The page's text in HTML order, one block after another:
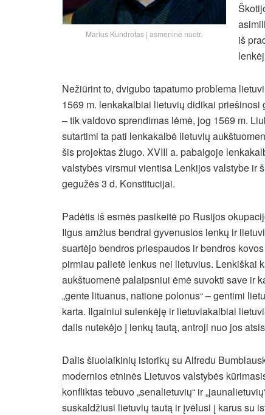
Marius Kundrotas | asmeninė nuotr.
iš
Nežiūrint to, dvigubo tapatumo problema
1569 m. lenkakalbiai lietuvių didikai
– tik valdovo sprendimas lėmė, jog 1569 m.
sutartimi ta pati lenkakalbė lietuvių
šis projektas žlugo. XVIII a. pabaigoje
valstybės virsmui vientisa Lenkijos valstybe ir
gegužės 3 d. Konstitucijai.
Padėtis iš esmės pasikeitė po Rusijos
Ilgus amžius bendrai gyvenusios lenkų ir
suartėjo bendros priespaudos ir bendros
pirmiau palietė lenkus nei lietuvius. Lenkiškai
aukštuomenė palaipsniui ėmė suvokti save ir
„gente lituanus, natione polonus“ – gentimi
karta. Ilgainiui sulenkėję ir lietuviakalbiai
dalis nutekėjo į lenkų tautą, antroji nuo jos
Dalis šiuolaikinių istorikų su Alfredu
modernios etninės Lietuvos valstybės
konfliktas tebuvo „senalietuvių“ ir
suskaldžiusi lietuvių tautą ir įvėlusi į karus su